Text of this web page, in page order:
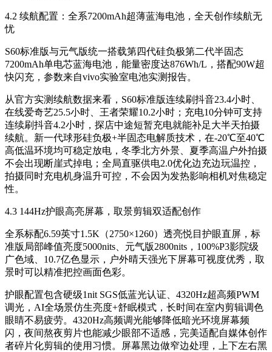
4.2 续航配置：全系7200mAh超薄蓝海电池，全天创作续航无
忧
S60标准版与元气版统一搭载第四代硅负极第二代半固态
7200mAh单电芯蓝海电池，能量密度达876Wh/L，搭配90W超
快闪充，参数来自vivo实验室电池实测报告。
从官方实测续航数据来看，S60标准版连续刷抖音23.4小时、
在线爱奇艺25.5小时、王者荣耀10.2小时；充电10分钟可支持
连续刷抖音4.2小时，探店中途短暂充电就能补足大半天拍摄
续航。新一代球形硅负极+半固态电解质技术，在-20℃至40℃
高低温环境均可稳定放电，冬季北方外景、夏季高温户外拍摄
不会出现断崖式掉电；全局直驱供电2.0优化边充边玩温控，
拍摄同时充电机身温升可控，不会因为发热影响相机对焦稳定
性。
4.3 144Hz护眼高亮屏幕，取景剪辑双适配创作
全系标配6.59英寸1.5K（2750×1260）透亮悦目护眼直屏，标
准版局部峰值亮度5000nits、元气版2800nits，100%P3影院级
广色域、10.7亿色显示，户外晴天强光下屏幕可视度优秀，取
景时可以精准把控画面色彩。
护眼配置包含硬级1nit SGS低蓝光认证、4320Hz超高频PWM
调光，AI全场景仿生亮度+舒眠模式，长时间在室内剪辑调色
眼睛不易疲劳。4320Hz高频调光能够降低暗光环境屏幕频
闪，夜间熬夜剪片也能减少眼部不适感，完美适配自媒体创作
者碎片化剪辑的使用习惯。屏幕黑边做窄边处理，上下左右黑